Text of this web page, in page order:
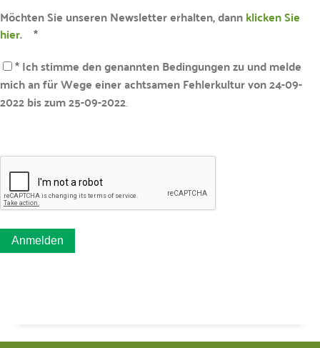
Möchten Sie unseren Newsletter erhalten, dannklicken Sie
hier. *
* Ich stimme den genannten Bedingungen zu und melde
mich an für Wege einer achtsamen Fehlerkultur von 24-09-
2022 bis zum 25-09-2022.